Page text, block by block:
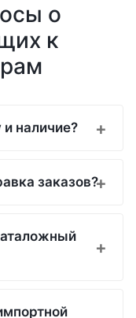
о
к
наличие?
заказов?